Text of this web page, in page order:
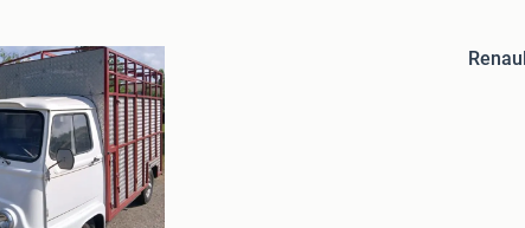
Mijn
Favorieten